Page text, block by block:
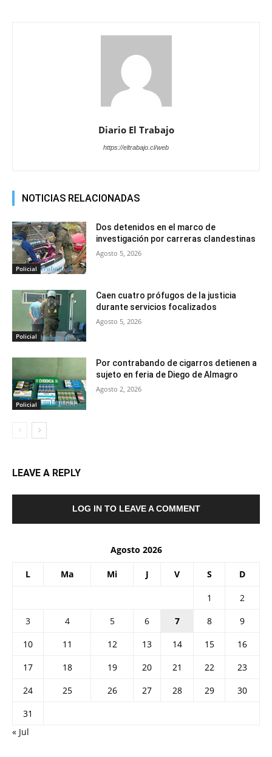
Diario El Trabajo
https://eltrabajo.cl/web
NOTICIAS RELACIONADAS
Policial
Dos detenidos en el marco de
investigación por carreras clandestinas
Agosto 5, 2026
Policial
Caen cuatro prófugos de la justicia
durante servicios focalizados
Agosto 5, 2026
Policial
Por contrabando de cigarros detienen a
sujeto en feria de Diego de Almagro
Agosto 2, 2026
LEAVE A REPLY
LOG IN TO LEAVE A COMMENT
Agosto 2026
L Ma Mi J V S D
1
2
3
4 5 6 7 8
9
10
11 12 13 14 15
16
17
18 19 20 21 22
23
24
25 26 27 28 29
30
31
« Jul